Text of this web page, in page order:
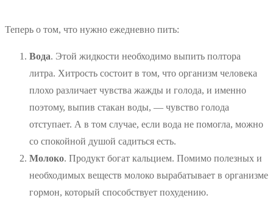
Теперь о том, что нужно ежедневно пить:
Вода. Этой жидкости необходимо выпить полтора
литра. Хитрость состоит в том, что организм человека
плохо различает чувства жажды и голода, и именно
поэтому, выпив стакан воды, — чувство голода
отступает. А в том случае, если вода не помогла, можно
со спокойной душой садиться есть.
Молоко. Продукт богат кальцием. Помимо полезных и
необходимых веществ молоко вырабатывает в организме
гормон, который способствует похудению.